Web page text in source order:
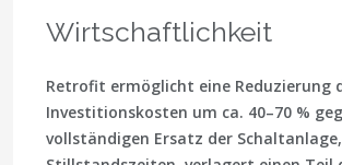
Wirtschaftlichkeit
Retrofit ermöglicht eine Reduzierung
Investitionskosten um ca. 40–70 %
vollständigen Ersatz der